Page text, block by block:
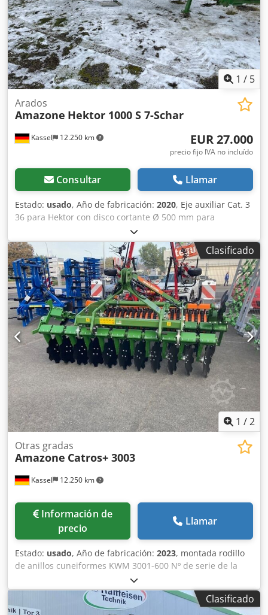
1 / 5
Kassel 12.250 km
Arados
Amazone Hektor 1000 S 7-Schar
EUR 27.000
precio fijo IVA no incluído
Consultar Llamar
Estado: usado, Año de fabricación: 2020, Eje auxiliar Cat. 3
36 para Hektor con disco cortante Ø 500 mm para
liberación hidráulica de piedras / delantero con pre-arado
pesado G1 ajustable, iluminación trasera LED, señalización
frontal / sistema antirrobo, homologación de tipo UE 40
km/h - arado reversible de arrastre completo - RH 82 /
ampliable Crodpfxjthk U Tj Aqvjf
Clasificado
1 /2
Kassel 12.250 km
Otras gradas
Amazone Catros+ 3003
Información de
precio
Llamar
Estado: usado, Año de fabricación: 2023, montada rodillo
de anillos cuneiformes KWM 3001-600 Nº de serie de la
máquina KW00059843 Juego de cojinetes para / Rodillo -
Grada de discos compacta de acoplamiento - Portadiscos
para Catros / Ajuste hidráulico de profundidad de trabajo
Clasificado